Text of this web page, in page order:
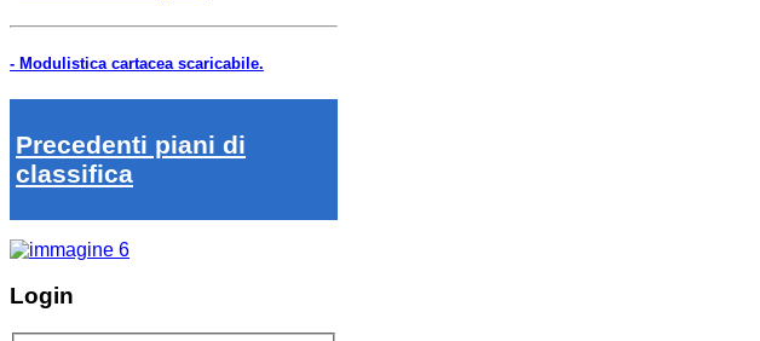
- Modulistica cartacea scaricabile.
Precedenti piani di
classifica
Login